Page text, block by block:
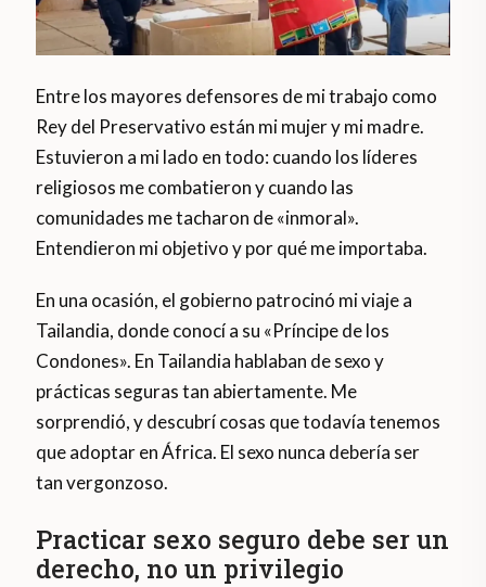
Entre los mayores defensores de mi trabajo como
Rey del Preservativo están mi mujer y mi madre.
Estuvieron a mi lado en todo: cuando los líderes
religiosos me combatieron y cuando las
comunidades me tacharon de «inmoral».
Entendieron mi objetivo y por qué me importaba.
En una ocasión, el gobierno patrocinó mi viaje a
Tailandia, donde conocí a su «Príncipe de los
Condones». En Tailandia hablaban de sexo y
prácticas seguras tan abiertamente. Me
sorprendió, y descubrí cosas que todavía tenemos
que adoptar en África. El sexo nunca debería ser
tan vergonzoso.
Practicar sexo seguro debe ser un
derecho, no un privilegio